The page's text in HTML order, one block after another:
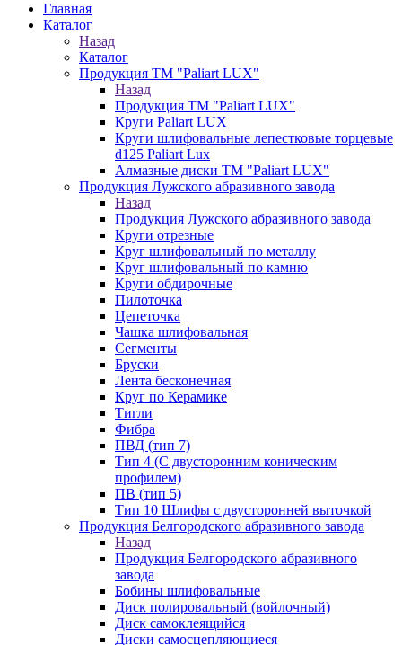
Главная
Каталог
Назад
Каталог
Продукция ТМ "Paliart LUX"
Назад
Продукция ТМ "Paliart LUX"
Круги Paliart LUX
Круги шлифовальные лепестковые торцевые
d125 Paliart Lux
Алмазные диски ТМ "Paliart LUX"
Продукция Лужского абразивного завода
Назад
Продукция Лужского абразивного завода
Круги отрезные
Круг шлифовальный по металлу
Круг шлифовальный по камню
Круги обдирочные
Пилоточка
Цепеточка
Чашка шлифовальная
Сегменты
Бруски
Лента бесконечная
Круг по Керамике
Тигли
Фибра
ПВД (тип 7)
Тип 4 (С двусторонним коническим
профилем)
ПВ (тип 5)
Тип 10 Шлифы с двусторонней выточкой
Продукция Белгородского абразивного завода
Назад
Продукция Белгородского абразивного
завода
Бобины шлифовальные
Диск полировальный (войлочный)
Диск самоклеящийся
Диски самосцепляющиеся